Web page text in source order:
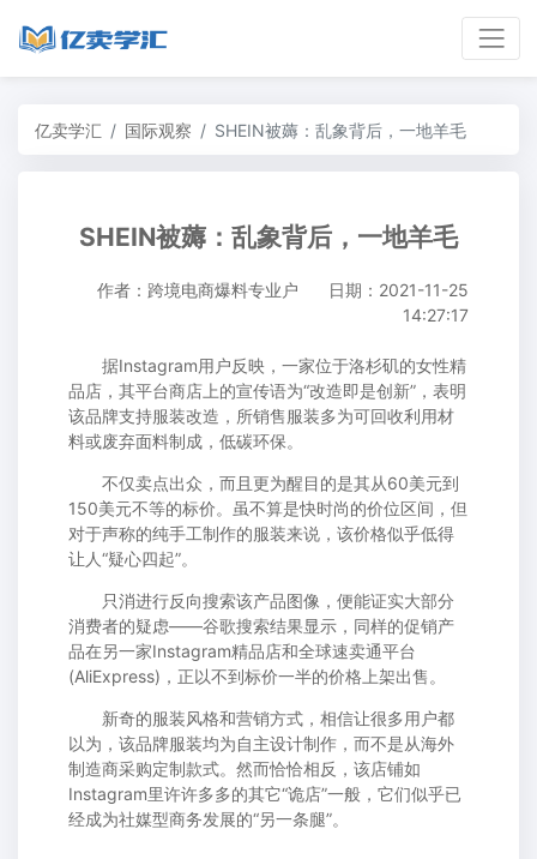
亿卖学汇 国际观察 SHEIN被薅：乱象背后，一地羊毛
SHEIN被薅：乱象背后，一地羊毛
作者：跨境电商爆料专业户
日期：2021-11-25
14:27:17
据Instagram用户反映，一家位于洛杉矶的女性精
品店，其平台商店上的宣传语为“改造即是创新”，表明
该品牌支持服装改造，所销售服装多为可回收利用材
料或废弃面料制成，低碳环保。
不仅卖点出众，而且更为醒目的是其从60美元到
150美元不等的标价。虽不算是快时尚的价位区间，但
对于声称的纯手工制作的服装来说，该价格似乎低得
让人“疑心四起”。
只消进行反向搜索该产品图像，便能证实大部分
消费者的疑虑——谷歌搜索结果显示，同样的促销产
品在另一家Instagram精品店和全球速卖通平台
(AliExpress)，正以不到标价一半的价格上架出售。
新奇的服装风格和营销方式，相信让很多用户都
以为，该品牌服装均为自主设计制作，而不是从海外
制造商采购定制款式。然而恰恰相反，该店铺如
Instagram里许许多多的其它“诡店”一般，它们似乎已
经成为社媒型商务发展的“另一条腿”。